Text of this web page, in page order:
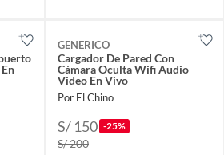
GENERICO
​Cargador De Pared Con
Cámara Oculta Wifi Audio
Video En Vivo
Por El Chino
S/ 150 -25%
S/ 200